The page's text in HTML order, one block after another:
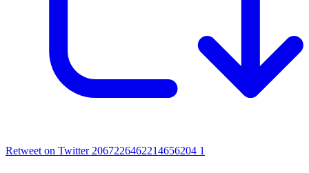
Retweet on Twitter 2067226462214656204 1